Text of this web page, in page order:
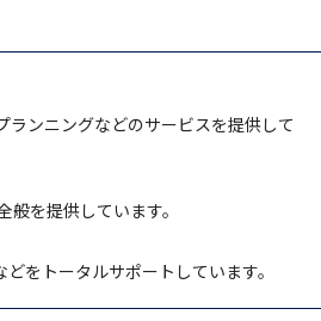
ンニングなどのサービスを提供して
を提供しています。
をトータルサポートしています。